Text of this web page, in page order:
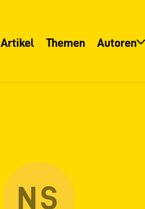
Artikel Themen Autoren
NS